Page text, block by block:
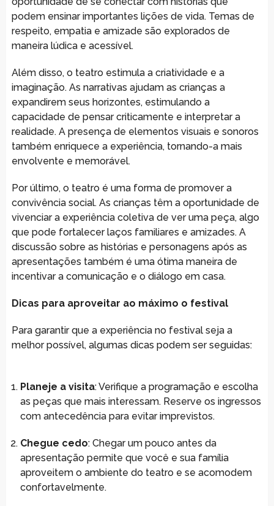
podem ensinar importantes lições de vida. Temas de
respeito, empatia e amizade são explorados de
maneira lúdica e acessível.
Além disso, o teatro estimula a criatividade e a
imaginação. As narrativas ajudam as crianças a
expandirem seus horizontes, estimulando a
capacidade de pensar criticamente e interpretar a
realidade. A presença de elementos visuais e sonoros
também enriquece a experiência, tornando-a mais
envolvente e memorável.
Por último, o teatro é uma forma de promover a
convivência social. As crianças têm a oportunidade de
vivenciar a experiência coletiva de ver uma peça, algo
que pode fortalecer laços familiares e amizades. A
discussão sobre as histórias e personagens após as
apresentações também é uma ótima maneira de
incentivar a comunicação e o diálogo em casa.
Dicas para aproveitar ao máximo o festival
Para garantir que a experiência no festival seja a
melhor possível, algumas dicas podem ser seguidas:
Planeje a visita: Verifique a programação e escolha
as peças que mais interessam. Reserve os ingressos
com antecedência para evitar imprevistos.
Chegue cedo: Chegar um pouco antes da
apresentação permite que você e sua família
aproveitem o ambiente do teatro e se acomodem
confortavelmente.